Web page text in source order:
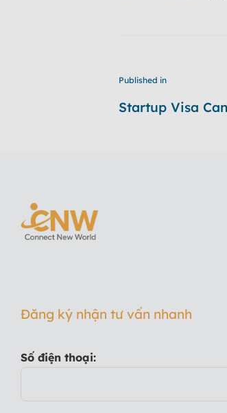
Published in
Startup Visa
Đăng ký nhận tư vấn nhanh
Số điện thoại: